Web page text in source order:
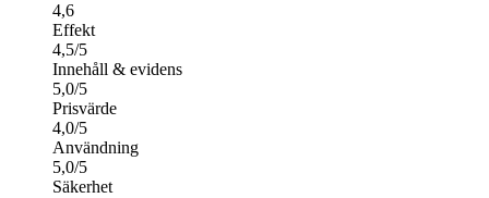
4,6
Effekt
4,5/5
Innehåll & evidens
5,0/5
Prisvärde
4,0/5
Användning
5,0/5
Säkerhet